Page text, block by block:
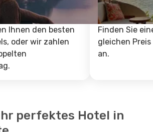
Ihnen den besten
oder wir zahlen
Finden Sie
gleichen
an.
perfektes Hotel in